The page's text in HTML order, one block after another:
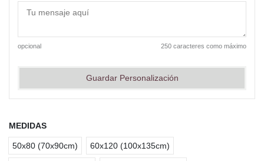
opcional 250 caracteres como máximo
Guardar Personalización
MEDIDAS
50x80 (70x90cm) 60x120 (100x135cm)